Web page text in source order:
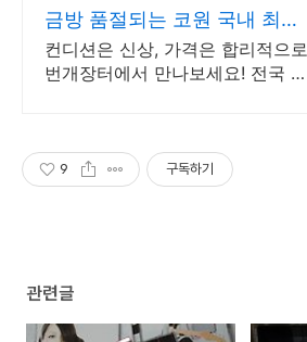
금방 품절되는 코원 국내 최대
브랜드 중고거래
컨디션은 신상, 가격은 합리적으로
번개장터에서 만나보세요! 전국 각
9 구독하기
관련글